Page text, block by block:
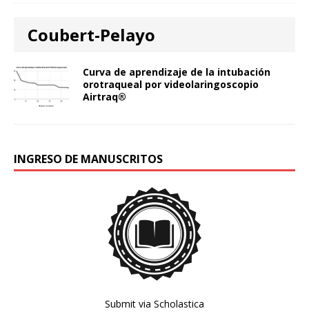
Coubert-Pelayo
Curva de aprendizaje de la intubación
orotraqueal por videolaringoscopio
Airtraq®
INGRESO DE MANUSCRITOS
Submit via Scholastica